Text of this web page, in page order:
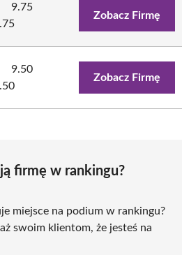
9.75
Zobacz Firmę
9.50
Zobacz Firmę
firmę w rankingu?
miejsce na podium w rankingu?
swoim klientom, że jesteś na